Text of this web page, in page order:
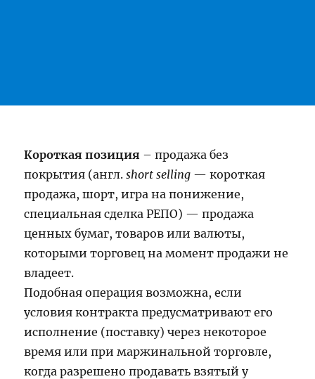
Короткая позиция – продажа без
покрытия (англ.short selling — короткая
продажа, шорт, игра на понижение,
специальная сделка РЕПО) — продажа
ценных бумаг, товаров или валюты,
которыми торговец на момент продажи не
владеет.
Подобная операция возможна, если
условия контракта предусматривают его
исполнение (поставку) через некоторое
время или при маржинальной торговле,
когда разрешено продавать взятый у